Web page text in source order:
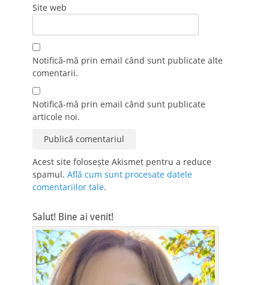
Site web
Notifică-mă prin email când sunt publicate alte
comentarii.
Notifică-mă prin email când sunt publicate
articole noi.
Acest site folosește Akismet pentru a reduce
spamul. Află cum sunt procesate datele
comentariilor tale.
Salut! Bine ai venit!